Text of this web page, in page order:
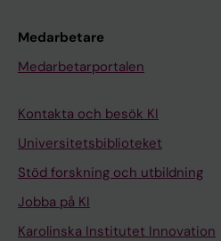
Medarbetare
Medarbetarportalen
Kontakta och besök KI
Universitetsbiblioteket
Stöd forskning och utbildning
Jobba på KI
Karolinska Institutet Innovation